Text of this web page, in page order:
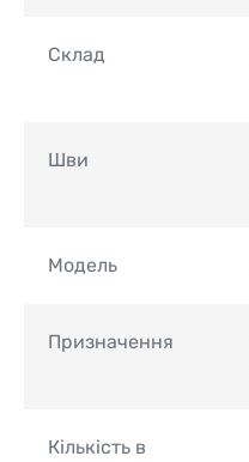
Склад
Шви
Модель
Призначення
Кількість в